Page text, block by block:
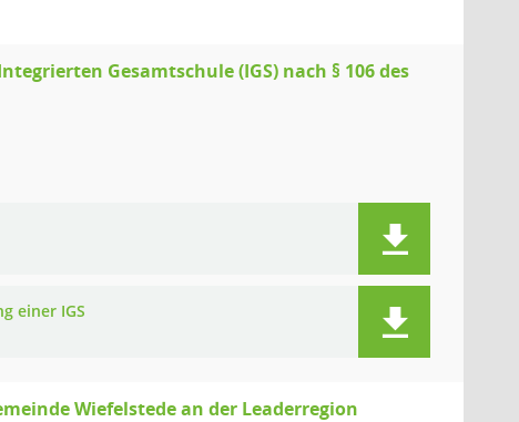
Gesamtschule (IGS) nach § 106 des
einer IGS
Wiefelstede an der Leaderregion